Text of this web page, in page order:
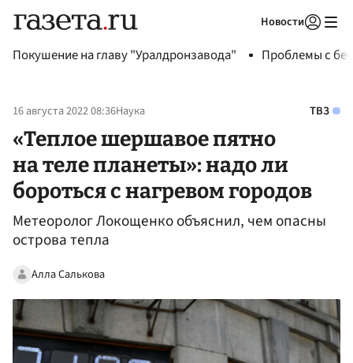
Новости
Покушение на главу "Уралдронзавода" Проблемы с
16 августа 2022 08:36Наука ТВЗ
«Теплое шершавое пятно
на теле планеты»: надо ли
бороться с нагревом городов
Метеоролог Локощенко объяснил, чем опасны
острова тепла
Алла Салькова